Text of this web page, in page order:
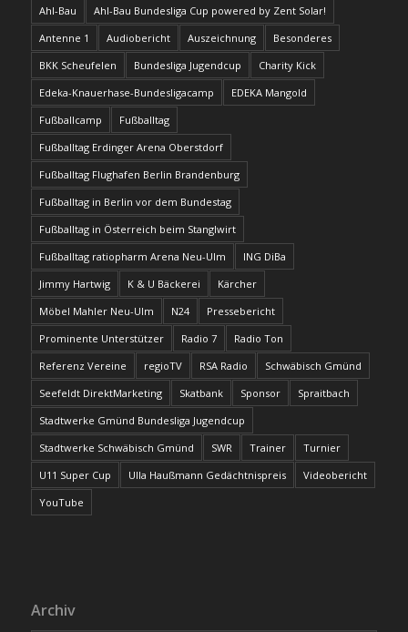
Ahl-Bau
Ahl-Bau Bundesliga Cup powered by Zent Solar!
Antenne 1
Audiobericht Auszeichnung
Besonderes
BKK Scheufelen
Bundesliga Jugendcup
Charity Kick
Edeka-Knauerhase-Bundesligacamp
EDEKA Mangold
Fußballcamp
Fußballtag
Fußballtag Erdinger Arena Oberstdorf
Fußballtag Flughafen Berlin Brandenburg
Fußballtag in Berlin vor dem Bundestag
Fußballtag in Österreich beim Stanglwirt
Fußballtag ratiopharm Arena Neu-Ulm
ING DiBa
Jimmy Hartwig
K & U Bäckerei
Kärcher
Möbel Mahler Neu-Ulm
N24
Pressebericht
Prominente Unterstützer
Radio 7
Radio Ton
Referenz Vereine
regioTV RSA Radio
Schwäbisch Gmünd
Seefeldt DirektMarketing
Skatbank Sponsor
Spraitbach
Stadtwerke Gmünd Bundesliga Jugendcup
Stadtwerke Schwäbisch Gmünd
SWR Trainer
Turnier
U11 Super Cup
Ulla Haußmann Gedächtnispreis
Videobericht
YouTube
Archiv